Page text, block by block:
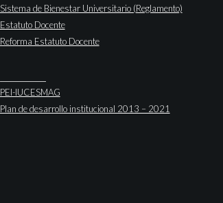
Sistema de Bienestar Universitario (Reglamento)
Estatuto Docente
Reforma Estatuto Docente
PEI-IUCESMAG
Plan de desarrollo institucional 2013 – 2021